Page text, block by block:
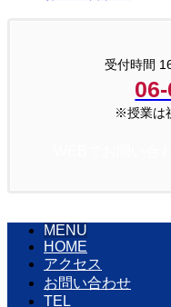
受付時間
※授業は
MENU
HOME
アクセス
お問い合わせ
TEL